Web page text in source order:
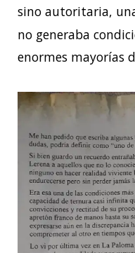
sino autoritaria,
no generaba
enormes mayorías